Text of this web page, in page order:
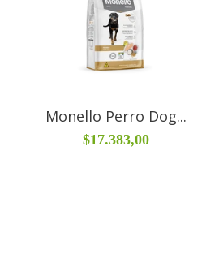
Monello Perro Dog...
$17.383,00